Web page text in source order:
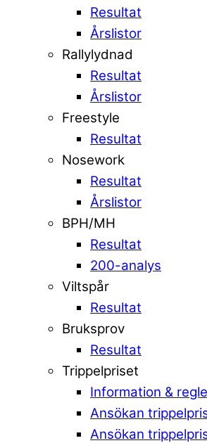
Resultat
Årslistor
Rallylydnad
Resultat
Årslistor
Freestyle
Resultat
Nosework
Resultat
Årslistor
BPH/MH
Resultat
200-analys
Viltspår
Resultat
Bruksprov
Resultat
Trippelpriset
Information &
Ansökan
Ansökan